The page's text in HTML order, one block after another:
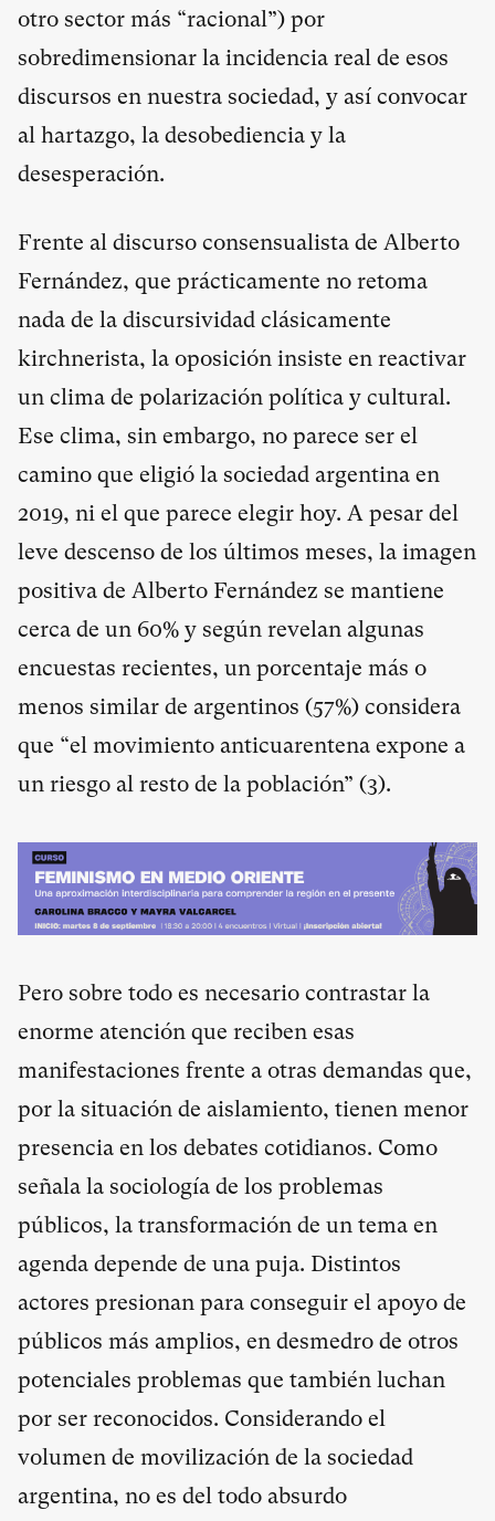
otro sector más “racional”) por
sobredimensionar la incidencia real de esos
discursos en nuestra sociedad, y así convocar
al hartazgo, la desobediencia y la
desesperación.
Frente al discurso consensualista de Alberto
Fernández, que prácticamente no retoma
nada de la discursividad clásicamente
kirchnerista, la oposición insiste en reactivar
un clima de polarización política y cultural.
Ese clima, sin embargo, no parece ser el
camino que eligió la sociedad argentina en
2019, ni el que parece elegir hoy. A pesar del
leve descenso de los últimos meses, la imagen
positiva de Alberto Fernández se mantiene
cerca de un 60% y según revelan algunas
encuestas recientes, un porcentaje más o
menos similar de argentinos (57%) considera
que “el movimiento anticuarentena expone a
un riesgo al resto de la población” (3).
Pero sobre todo es necesario contrastar la
enorme atención que reciben esas
manifestaciones frente a otras demandas que,
por la situación de aislamiento, tienen menor
presencia en los debates cotidianos. Como
señala la sociología de los problemas
públicos, la transformación de un tema en
agenda depende de una puja. Distintos
actores presionan para conseguir el apoyo de
públicos más amplios, en desmedro de otros
potenciales problemas que también luchan
por ser reconocidos. Considerando el
volumen de movilización de la sociedad
argentina, no es del todo absurdo